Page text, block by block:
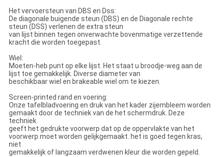
Het vervoersteun van DBS en Dss:
De diagonale buigende steun (DBS) en de Diagonale rechte
steun (DSS) verlenen de extra steun
van lijst binnen tegen onverwachte bovenmatige verzettende
kracht die worden toegepast.
Wiel:
Moeten-heb punt op elke lijst. Het staat u broodje-weg aan de
lijst toe gemakkelijk. Diverse diameter van
beschikbaar wiel en brakeable wiel om te kiezen.
Screen-printed rand en voering:
Onze tafelbladvoering en druk van het kader zijembleem worden
gemaakt door de techniek van de het schermdruk. Deze
techniek
geeft het gedrukte voorwerp dat op de oppervlakte van het
voorwerp moet worden gelijkgemaakt. het is goed tegen kras,
niet
gemakkelijk of langzaam verdwenen kleur die worden gepeld.